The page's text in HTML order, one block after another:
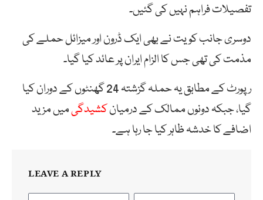
تفصیلات فراہم نہیں کی گئیں۔
دوسری جانب کویت نے بھی ایک ڈرون اور میزائل حملے کی
مذمت کی تھی جس کا الزام ایران پر عائد کیا گیا۔
رپورٹ کے مطابق یہ حملہ گزشتہ 24 گھنٹوں کے دوران کیا
گیا، جبکہ دونوں ممالک کے درمیانکشیدگیمیں مزید
اضافے کا خدشہ ظاہر کیا جا رہا ہے۔
LEAVE A REPLY